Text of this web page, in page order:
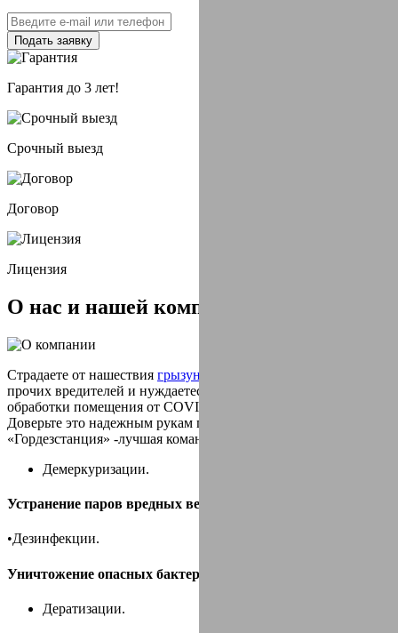
Подать заявку
Гарантия до 3 лет!
Срочный выезд
Договор
Лицензия
О нас и нашей компании
Страдаете от нашествия грызунов
прочих вредителей и нуждаетесь в проведении экстренной
обработки помещения от COVID-19?
Доверьте это надежным рукам профессионалов!
«Гордезстанция» -лучшая команда по:
Демеркуризации.
Устранение паров вредных веществ и ртути.
•Дезинфекции.
Уничтожение опасных бактерий и микробов.
Дератизации.